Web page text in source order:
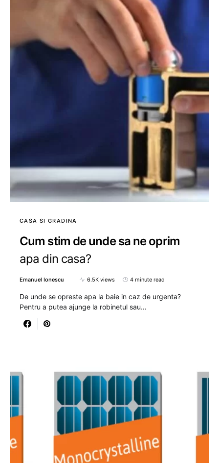
CASA SI GRADINA
Cum stim de unde sa ne oprim
apa din casa?
Emanuel Ionescu 6.5K views 4 minute read
De unde se opreste apa la baie in caz de urgenta?
Pentru a putea ajunge la robinetul sau…